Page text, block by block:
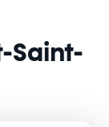
Saint-